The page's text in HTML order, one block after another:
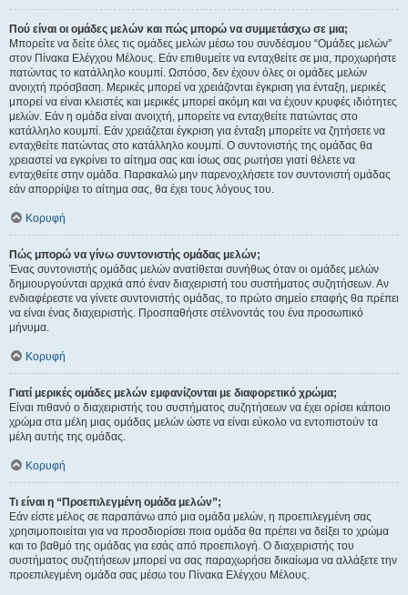
Πού είναι οι ομάδες μελών και πώς μπορώ να συμμετάσχω σε μια;
Μπορείτε να δείτε όλες τις ομάδες μελών μέσω του συνδέσμου “Ομάδες μελών”
στον Πίνακα Ελέγχου Μέλους. Εάν επιθυμείτε να ενταχθείτε σε μια, προχωρήστε
πατώντας το κατάλληλο κουμπί. Ωστόσο, δεν έχουν όλες οι ομάδες μελών
ανοιχτή πρόσβαση. Μερικές μπορεί να χρειάζονται έγκριση για ένταξη, μερικές
μπορεί να είναι κλειστές και μερικές μπορεί ακόμη και να έχουν κρυφές ιδιότητες
μελών. Εάν η ομάδα είναι ανοιχτή, μπορείτε να ενταχθείτε πατώντας στο
κατάλληλο κουμπί. Εάν χρειάζεται έγκριση για ένταξη μπορείτε να ζητήσετε να
ενταχθείτε πατώντας στο κατάλληλο κουμπί. Ο συντονιστής της ομάδας θα
χρειαστεί να εγκρίνει το αίτημα σας και ίσως σας ρωτήσει γιατί θέλετε να
ενταχθείτε στην ομάδα. Παρακαλώ μην παρενοχλήσετε τον συντονιστή ομάδας
εάν απορρίψει το αίτημα σας, θα έχει τους λόγους του.
Κορυφή
Πώς μπορώ να γίνω συντονιστής ομάδας μελών;
Ένας συντονιστής ομάδας μελών ανατίθεται συνήθως όταν οι ομάδες μελών
δημιουργούνται αρχικά από έναν διαχειριστή του συστήματος συζητήσεων. Αν
ενδιαφέρεστε να γίνετε συντονιστής ομάδας, το πρώτο σημείο επαφής θα πρέπει
να είναι ένας διαχειριστής. Προσπαθήστε στέλνοντάς του ένα προσωπικό
μήνυμα.
Κορυφή
Γιατί μερικές ομάδες μελών εμφανίζονται με διαφορετικό χρώμα;
Είναι πιθανό ο διαχειριστής του συστήματος συζητήσεων να έχει ορίσει κάποιο
χρώμα στα μέλη μιας ομάδας μελών ώστε να είναι εύκολο να εντοπιστούν τα
μέλη αυτής της ομάδας.
Κορυφή
Τι είναι η “Προεπιλεγμένη ομάδα μελών”;
Εάν είστε μέλος σε παραπάνω από μια ομάδα μελών, η προεπιλεγμένη σας
χρησιμοποιείται για να προσδιορίσει ποια ομάδα θα πρέπει να δείξει το χρώμα
και το βαθμό της ομάδας για εσάς από προεπιλογή. Ο διαχειριστής του
συστήματος συζητήσεων μπορεί να σας παραχωρήσει δικαίωμα να αλλάξετε την
προεπιλεγμένη ομάδα σας μέσω του Πίνακα Ελέγχου Μέλους.